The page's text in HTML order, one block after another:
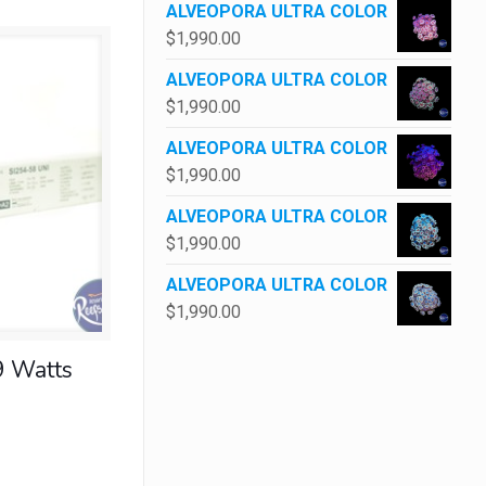
Watts
ALVEOPORA ULTRA COLOR
$1,990.00
ALVEOPORA ULTRA COLOR
$1,990.00
ALVEOPORA ULTRA COLOR
$1,990.00
ALVEOPORA ULTRA COLOR
$1,990.00
ALVEOPORA ULTRA COLOR
$1,990.00